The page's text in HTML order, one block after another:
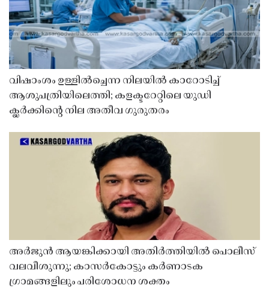
വിഷാംശം ഉള്ളിൽച്ചെന്ന നിലയിൽ കാറോടിച്ച്
ആശുപത്രിയിലെത്തി; കളക്ടറേറ്റിലെ യുഡി
ക്ലർക്കിൻ്റെ നില അതീവ ഗുരുതരം
അർജുൻ ആയങ്കിക്കായി അതിർത്തിയിൽ പൊലീസ്
വലവീശുന്നു; കാസർകോട്ടും കർണാടക
ഗ്രാമങ്ങളിലും പരിശോധന ശക്തം